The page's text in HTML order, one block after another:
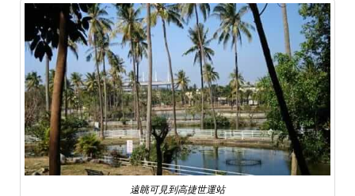
遠眺可見到高捷世運站